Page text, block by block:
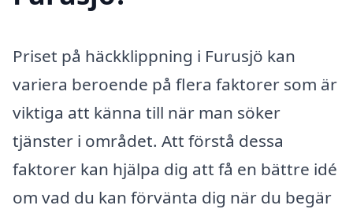
Priset på häckklippning i Furusjö kan
variera beroende på flera faktorer som är
viktiga att känna till när man söker
tjänster i området. Att förstå dessa
faktorer kan hjälpa dig att få en bättre idé
om vad du kan förvänta dig när du begär